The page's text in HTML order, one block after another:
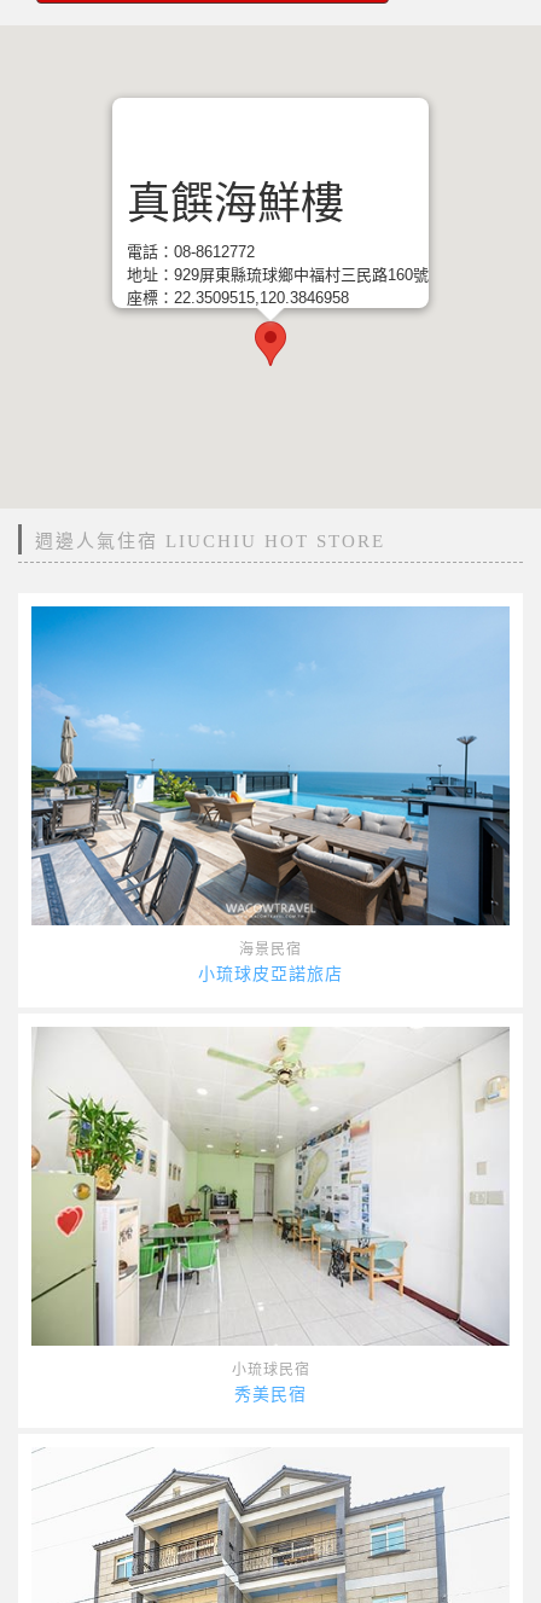
真饌海鮮樓
電話：08-8612772
地址：929屏東縣琉球鄉中福村三民路160號
座標：22.3509515,120.3846958
週邊人氣住宿 LIUCHIU HOT STORE
海景民宿
小琉球皮亞諾旅店
小琉球民宿
秀美民宿